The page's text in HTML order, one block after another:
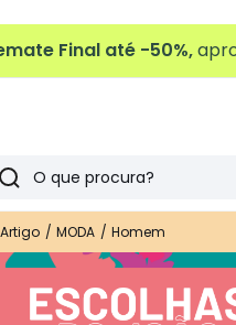
Final até -50%,
Pesquisar
Artigo MODA Homem